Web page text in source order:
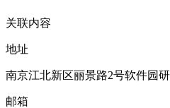
关联内容
地址
南京江北新区丽景路2号软件园
邮箱